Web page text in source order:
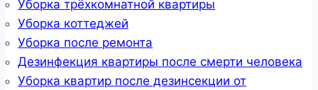
Уборка трёхкомнатной квартиры
Уборка коттеджей
Уборка после ремонта
Дезинфекция квартиры после смерти человека
Уборка квартир после дезинсекции от